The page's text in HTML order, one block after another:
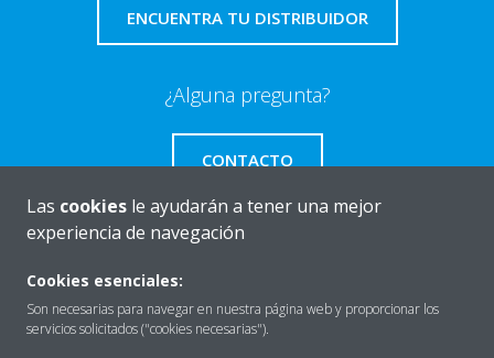
ENCUENTRA TU DISTRIBUIDOR
¿Alguna pregunta?
CONTACTO
Quiénes somos
Las cookies le ayudarán a tener una mejor
experiencia de navegación
Cookies esenciales:
Son necesarias para navegar en nuestra página web y proporcionar los
servicios solicitados ("cookies necesarias").